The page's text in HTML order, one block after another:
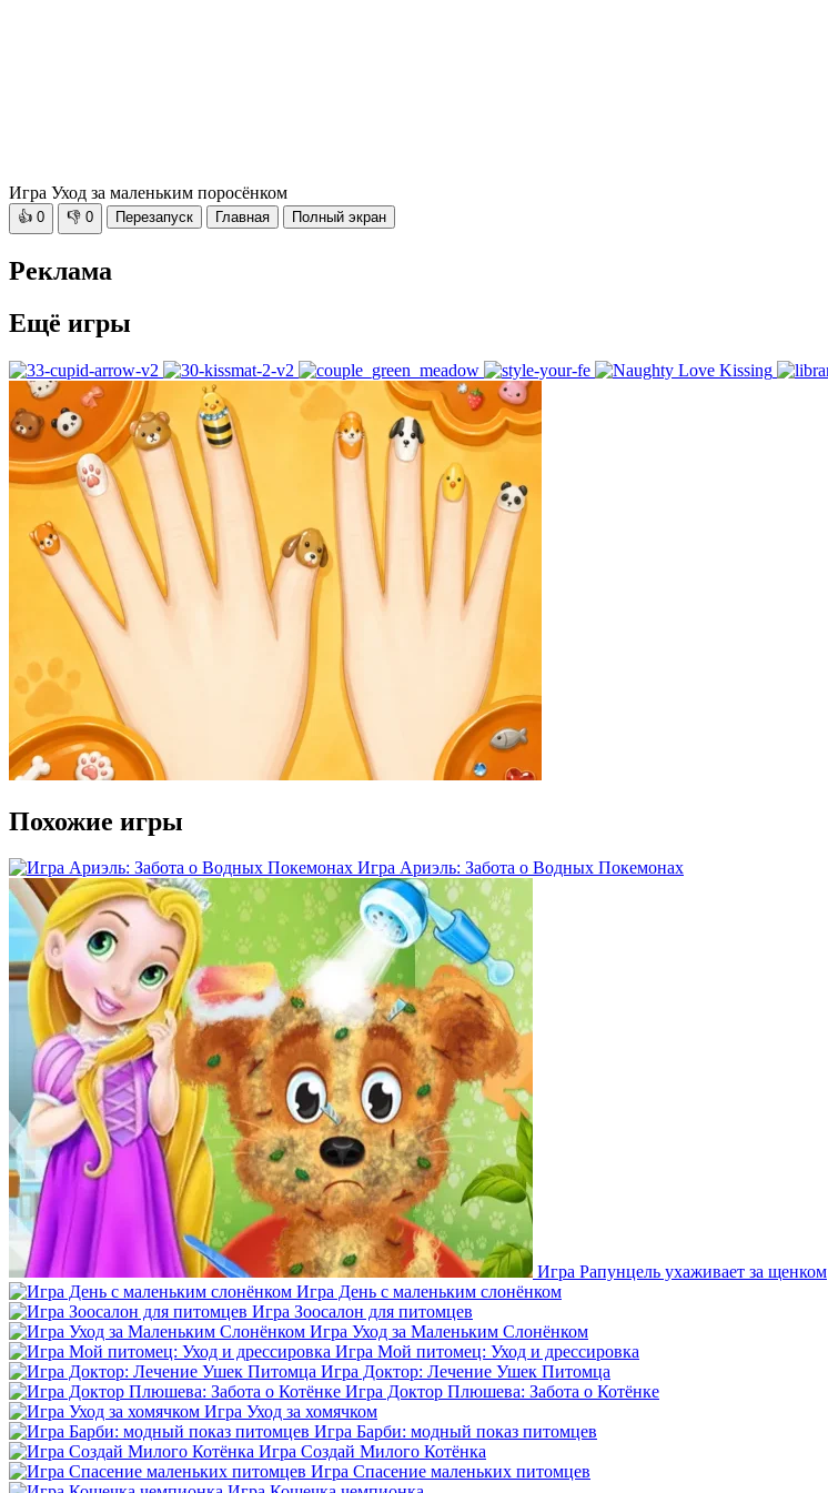
Игра Уход за маленьким поросёнком
👍 0 👎 0 Перезапуск Главная Полный экран
Реклама
Ещё игры
Похожие игры
Игра Ариэль: Забота о Водных Покемонах
Игра Рапунцель ухаживает за щенком
Игра День с маленьким слонёнком
Игра Зоосалон для питомцев
Игра Уход за Маленьким Слонёнком
Игра Мой питомец: Уход и дрессировка
Игра Доктор: Лечение Ушек Питомца
Игра Доктор Плюшева: Забота о Котёнке
Игра Уход за хомячком
Игра Барби: модный показ питомцев
Игра Создай Милого Котёнка
Игра Спасение маленьких питомцев